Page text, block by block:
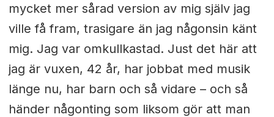
mycket mer sårad version av mig själv jag
ville få fram, trasigare än jag någonsin känt
mig. Jag var omkullkastad. Just det här att
jag är vuxen, 42 år, har jobbat med musik
länge nu, har barn och så vidare – och så
händer någonting som liksom gör att man